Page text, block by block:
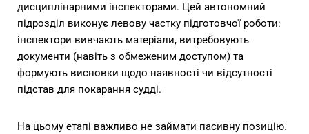
дисциплінарними інспекторами. Цей автономний
підрозділ виконує левову частку підготовчої роботи:
інспектори вивчають матеріали, витребовують
документи (навіть з обмеженим доступом) та
формують висновки щодо наявності чи відсутності
підстав для покарання судді.
На цьому етапі важливо не займати пасивну позицію.